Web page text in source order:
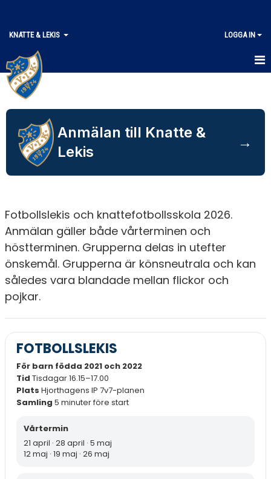
KNATTE & LEKIS LOGGA IN
KNATTE & LEKIS 2026
BLI LEDARE I KNATTE & LEKIS
Anmälan till Knatte &
Lekis
→
Fotbollslekis och knattefotbollsskola 2026.
Anmälan gäller både vårterminen och
höstterminen. Grupperna delas in utefter
önskemål. Grupperna är könsneutrala och kan
således vara blandade mellan flickor och
pojkar.
FOTBOLLSLEKIS
För barn födda 2021 och 2022
Tid Tisdagar 16.15–17.00
Plats Hjorthagens IP 7v7-planen
Samling 5 minuter före start
Vårtermin
21 april · 28 april · 5 maj
12 maj · 19 maj · 26 maj